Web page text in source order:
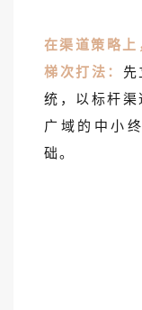
在渠道策略
梯次打法：
统，以标杆
广域的中小
础。